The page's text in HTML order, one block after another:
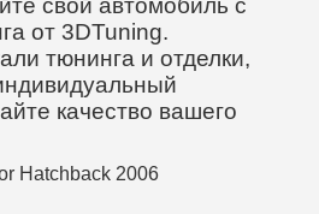
свой автомобиль с
от 3DTuning.
тюнинга и отделки,
качество вашего